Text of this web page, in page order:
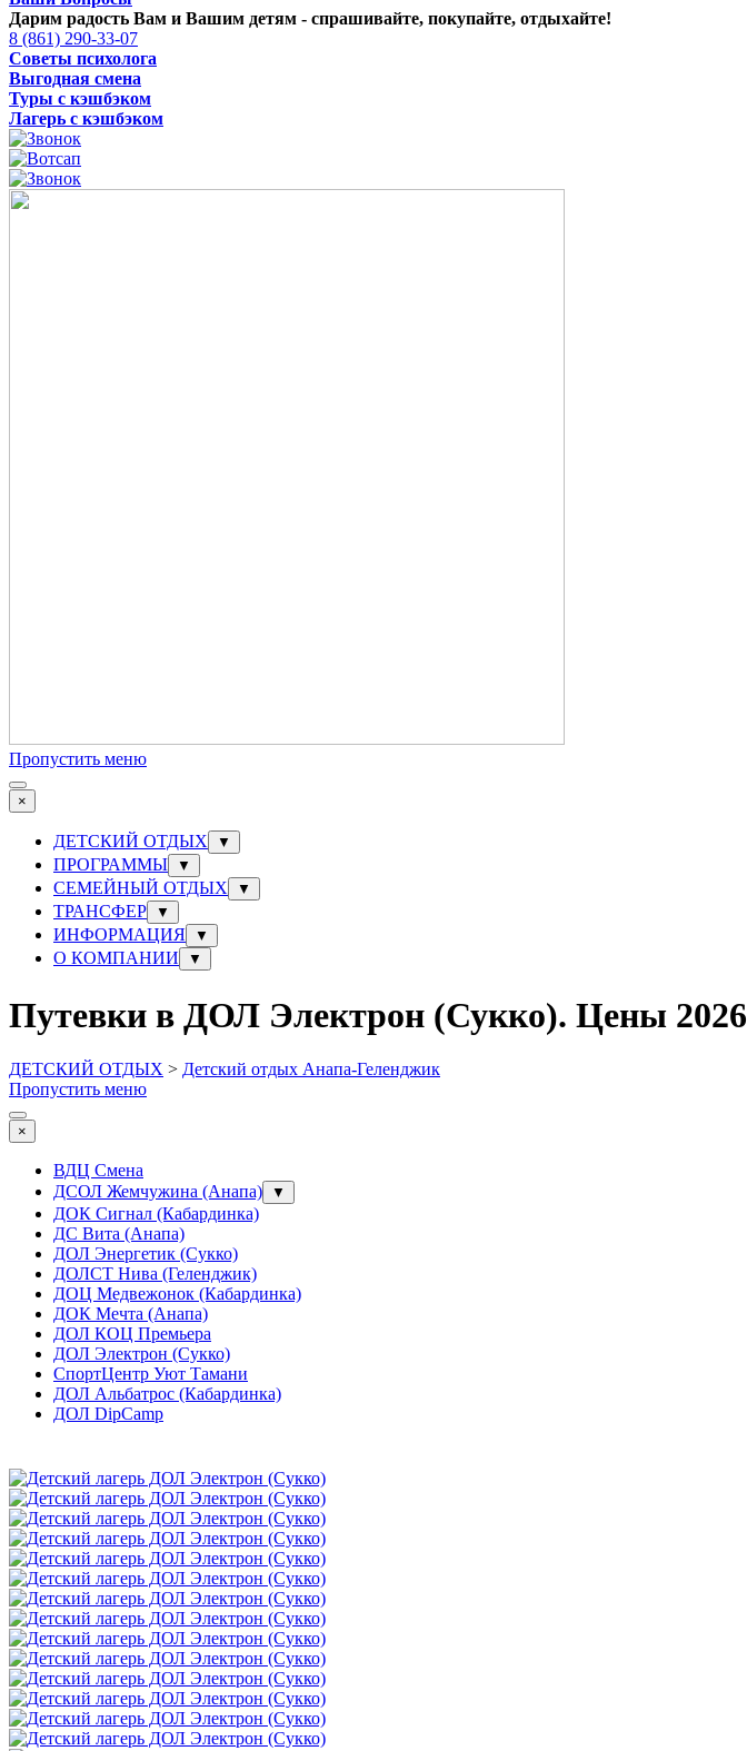
Дарим радость Вам и Вашим детям - спрашивайте, покупайте, отдыхайте!
8 (861) 290-33-07
Советы психолога
Выгодная смена
Туры с кэшбэком
Лагерь с кэшбэком
Пропустить меню
×
ДЕТСКИЙ ОТДЫХ ▼
ПРОГРАММЫ ▼
СЕМЕЙНЫЙ ОТДЫХ ▼
ТРАНСФЕР ▼
ИНФОРМАЦИЯ ▼
О КОМПАНИИ ▼
Путевки в ДОЛ Электрон (Сукко). Цены 2026
ДЕТСКИЙ ОТДЫХ > Детский отдых Анапа-Геленджик
Пропустить меню
×
ВДЦ Смена
ДСОЛ Жемчужина (Анапа)
▼
ДОК Сигнал (Кабардинка)
ДС Вита (Анапа)
ДОЛ Энергетик (Сукко)
ДОЛСТ Нива (Геленджик)
ДОЦ Медвежонок (Кабардинка)
ДОК Мечта (Анапа)
ДОЛ КОЦ Премьера
ДОЛ Электрон (Сукко)
СпортЦентр Уют Тамани
ДОЛ Альбатрос (Кабардинка)
ДОЛ DipCamp